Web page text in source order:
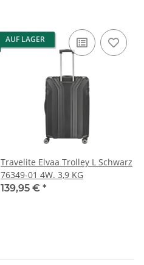
AUF LAGER
Travelite Elvaa Trolley L Schwarz
76349-01 4W. 3,9 KG
139,95 € *